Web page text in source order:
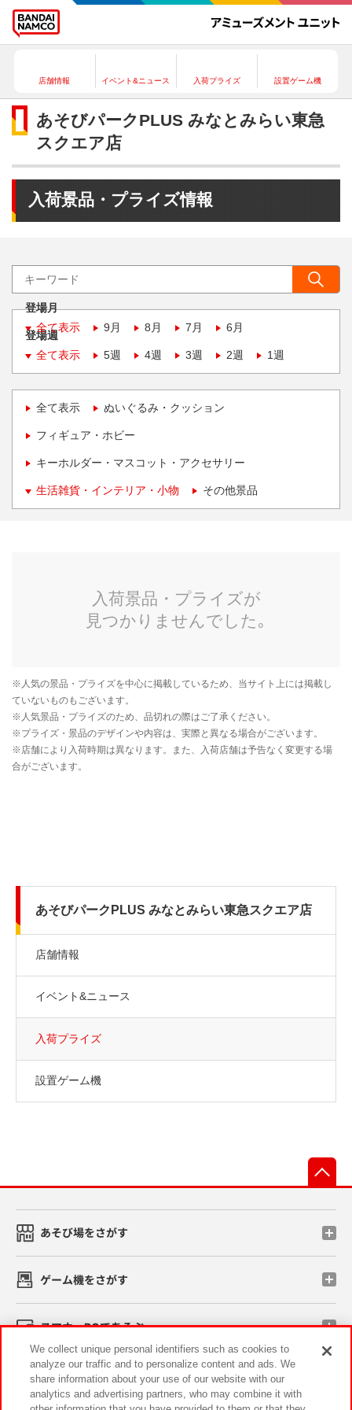
店舗情報 イベント&ニュース 入荷プライズ 設置ゲーム機
あそびパークPLUS みなとみらい東急
スクエア店
入荷景品・プライズ情報
登場月
全て表示
9月 8月 7月 6月
登場週
全て表示
5週 4週 3週 2週 1週
全て表示 ぬいぐるみ・クッション
フィギュア・ホビー
キーホルダー・マスコット・アクセサリー
生活雑貨・インテリア・小物 その他景品
あそびパークPLUS みなとみらい東急スクエア店
店舗情報
イベント&ニュース
入荷プライズ
設置ゲーム機
あそび場をさがす
ゲーム機をさがす
スマホ・PCであそぶ
イベント・キャンペーン
We collect unique personal identifiers such as cookies to
analyze our traffic and to personalize content and ads. We
share information about your use of our website with our
analytics and advertising partners, who may combine it with